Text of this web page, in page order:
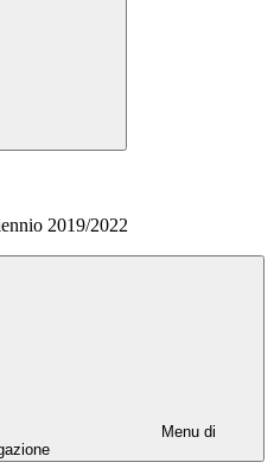
2019/2022
Menu di